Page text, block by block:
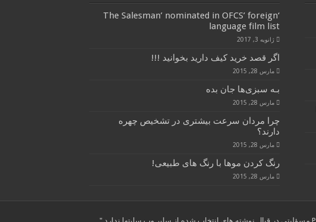
‘The Salesman’ nominated in OFCS’ foreign
language film list
ژانویه 3, 2017
اگر قصد خرید کیف دارید بخوانید !!!
مارس 28, 2015
بـه سبزی‌ها جان بده
مارس 28, 2015
چرا مردان سرعت بیشتری در تشخیص چهره
دارند؟
مارس 28, 2015
رنگ کردن موها با رنگ های طبیعی!
مارس 28, 2015